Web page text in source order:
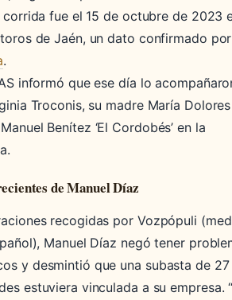
corrida fue el 15 de octubre de 2023
de Jaén, un dato confirmado por
.
informó que ese día lo
Troconis, su madre María
Benítez ‘El Cordobés’ en la
de Manuel Díaz
recogidas por Vozpópuli
Manuel Díaz negó tener
y desmintió que una subasta de 27
estuviera vinculada a su empresa.